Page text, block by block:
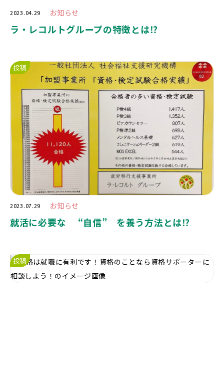
2023.04.29 お知らせ
ラ・レコルトグループの特徴とは⁉️
投稿
2023.07.29 お知らせ
就活に必要な “自信” を養う方法とは⁉️
投稿